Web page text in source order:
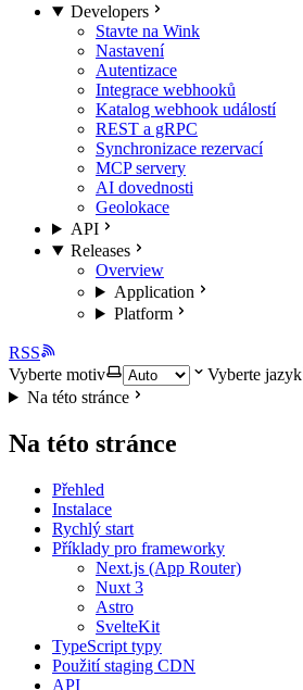
Developers
Stavte na Wink
Nastavení
Autentizace
Integrace webhooků
Katalog webhook událostí
REST a gRPC
Synchronizace rezervací
MCP servery
AI dovednosti
Geolokace
API
Releases
Overview
Application
Platform
RSS
Vyberte motiv
Vyberte jazyk
Na této stránce
Na této stránce
Přehled
Instalace
Rychlý start
Příklady pro frameworky
Next.js (App Router)
Nuxt 3
Astro
SvelteKit
TypeScript typy
Použití staging CDN
API